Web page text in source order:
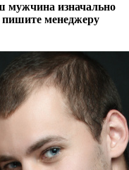
мужчина изначально
пишите менеджеру